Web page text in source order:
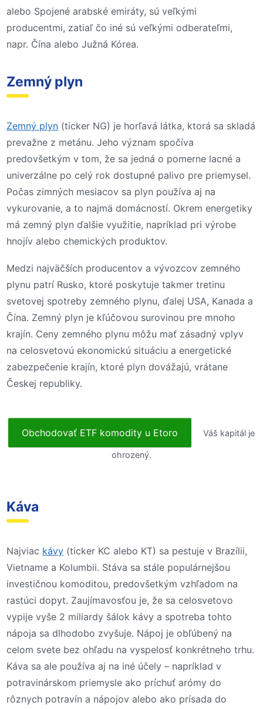
alebo Spojené arabské emiráty, sú veľkými
producentmi, zatiaľ čo iné sú veľkými odberateľmi,
napr. Čína alebo Južná Kórea.
Zemný plyn
Zemný plyn (ticker NG) je horľavá látka, ktorá sa skladá
prevažne z metánu. Jeho význam spočíva
predovšetkým v tom, že sa jedná o pomerne lacné a
univerzálne po celý rok dostupné palivo pre priemysel.
Počas zimných mesiacov sa plyn používa aj na
vykurovanie, a to najmä domácností. Okrem energetiky
má zemný plyn ďalšie využitie, napríklad pri výrobe
hnojív alebo chemických produktov.
Medzi najväčších producentov a vývozcov zemného
plynu patrí Rusko, ktoré poskytuje takmer tretinu
svetovej spotreby zemného plynu, ďalej USA, Kanada a
Čína. Zemný plyn je kľúčovou surovinou pre mnoho
krajín. Ceny zemného plynu môžu mať zásadný vplyv
na celosvetovú ekonomickú situáciu a energetické
zabezpečenie krajín, ktoré plyn dovážajú, vrátane
Českej republiky.
Obchodovať ETF komodity u Etoro Váš kapitál je
ohrozený.
Káva
Najviac kávy (ticker KC alebo KT) sa pestuje v Brazílii,
Vietname a Kolumbii. Stáva sa stále populárnejšou
investičnou komoditou, predovšetkým vzhľadom na
rastúci dopyt. Zaujímavosťou je, že sa celosvetovo
vypije vyše 2 miliardy šálok kávy a spotreba tohto
nápoja sa dlhodobo zvyšuje. Nápoj je obľúbený na
celom svete bez ohľadu na vyspelosť konkrétneho trhu.
Káva sa ale používa aj na iné účely – napríklad v
potravinárskom priemysle ako príchuť arómy do
rôznych potravín a nápojov alebo ako prísada do